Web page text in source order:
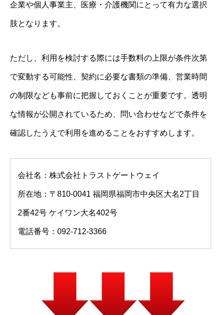
企業や個人事業主、医療・介護機関にとって有力な選択
肢となります。
ただし、利用を検討する際には手数料の上限が条件次第
で変動する可能性、契約に必要な書類の準備、営業時間
の制限なども事前に把握しておくことが重要です。透明
な情報が公開されているため、問い合わせなどで条件を
確認したうえで利用を進めることをおすすめします。
会社名：株式会社トラストゲートウェイ
所在地：〒810-0041 福岡県福岡市中央区大名2丁目
2番42号 ケイワン大名402号
電話番号：092-712-3366